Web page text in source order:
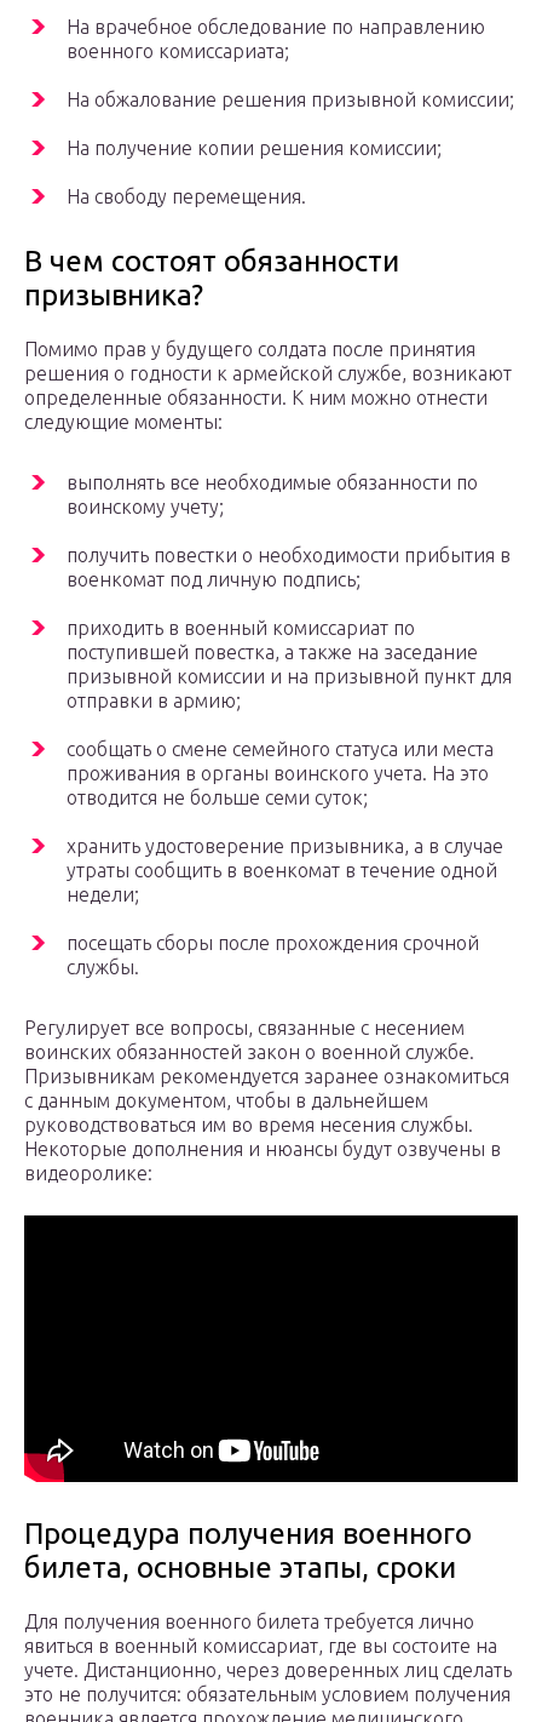
На врачебное обследование по направлению
военного комиссариата;
На обжалование решения призывной комиссии;
На получение копии решения комиссии;
На свободу перемещения.
В чем состоят обязанности
призывника?
Помимо прав у будущего солдата после принятия
решения о годности к армейской службе, возникают
определенные обязанности. К ним можно отнести
следующие моменты:
выполнять все необходимые обязанности по
воинскому учету;
получить повестки о необходимости прибытия в
военкомат под личную подпись;
приходить в военный комиссариат по
поступившей повестка, а также на заседание
призывной комиссии и на призывной пункт для
отправки в армию;
сообщать о смене семейного статуса или места
проживания в органы воинского учета. На это
отводится не больше семи суток;
хранить удостоверение призывника, а в случае
утраты сообщить в военкомат в течение одной
недели;
посещать сборы после прохождения срочной
службы.
Регулирует все вопросы, связанные с несением
воинских обязанностей закон о военной службе.
Призывникам рекомендуется заранее ознакомиться
с данным документом, чтобы в дальнейшем
руководствоваться им во время несения службы.
Некоторые дополнения и нюансы будут озвучены в
видеоролике:
Процедура получения военного
билета, основные этапы, сроки
Для получения военного билета требуется лично
явиться в военный комиссариат, где вы состоите на
учете. Дистанционно, через доверенных лиц сделать
это не получится: обязательным условием получения